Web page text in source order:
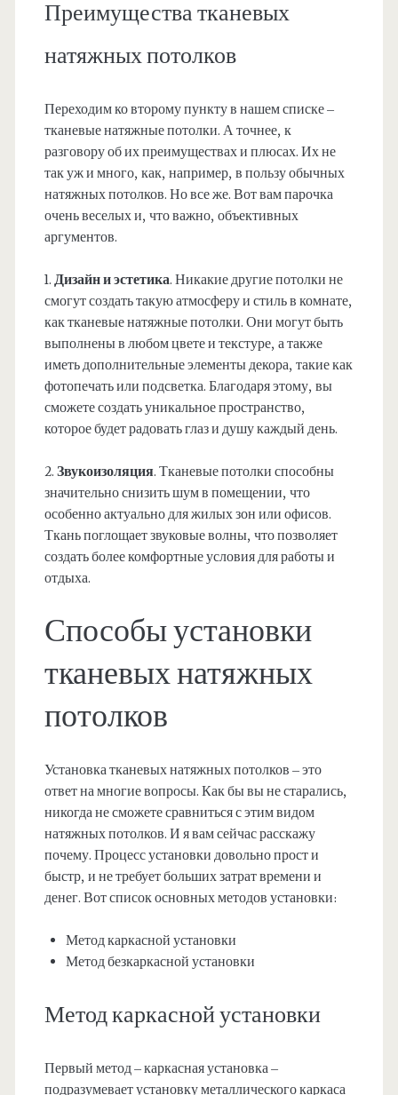
Преимущества тканевых
натяжных потолков
Переходим ко второму пункту в нашем списке –
тканевые натяжные потолки. А точнее, к
разговору об их преимуществах и плюсах. Их не
так уж и много, как, например, в пользу обычных
натяжных потолков. Но все же. Вот вам парочка
очень веселых и, что важно, объективных
аргументов.
1. Дизайн и эстетика. Никакие другие потолки не
смогут создать такую атмосферу и стиль в комнате,
как тканевые натяжные потолки. Они могут быть
выполнены в любом цвете и текстуре, а также
иметь дополнительные элементы декора, такие как
фотопечать или подсветка. Благодаря этому, вы
сможете создать уникальное пространство,
которое будет радовать глаз и душу каждый день.
2. Звукоизоляция. Тканевые потолки способны
значительно снизить шум в помещении, что
особенно актуально для жилых зон или офисов.
Ткань поглощает звуковые волны, что позволяет
создать более комфортные условия для работы и
отдыха.
Способы установки
тканевых натяжных
потолков
Установка тканевых натяжных потолков – это
ответ на многие вопросы. Как бы вы не старались,
никогда не сможете сравниться с этим видом
натяжных потолков. И я вам сейчас расскажу
почему. Процесс установки довольно прост и
быстр, и не требует больших затрат времени и
денег. Вот список основных методов установки:
Метод каркасной установки
Метод безкаркасной установки
Метод каркасной установки
Первый метод – каркасная установка –
подразумевает установку металлического каркаса